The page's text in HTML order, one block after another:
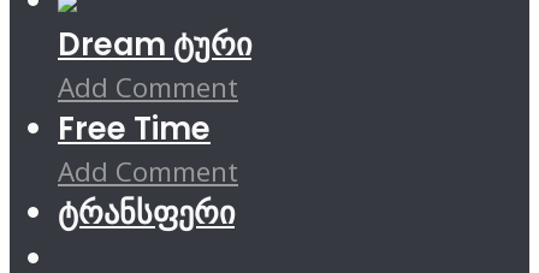
Dream ტური
Add Comment
Free Time
Add Comment
ტრანსფერი